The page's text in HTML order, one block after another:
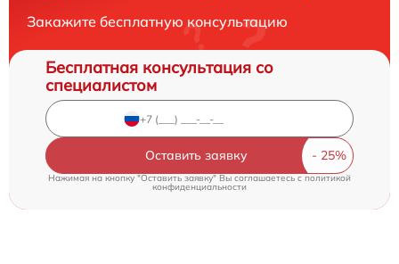
Закажите бесплатную консультацию
Бесплатная консультация со
специалистом
Оставить заявку
Нажимая на кнопку "Оставить заявку" Вы соглашаетесь cполитикой
конфиденциальности